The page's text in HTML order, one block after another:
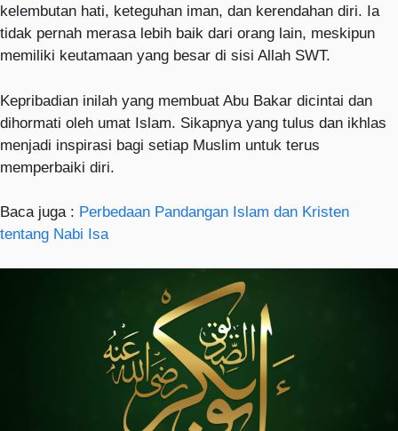
kelembutan hati, keteguhan iman, dan kerendahan diri. Ia
tidak pernah merasa lebih baik dari orang lain, meskipun
memiliki keutamaan yang besar di sisi Allah SWT.
Kepribadian inilah yang membuat Abu Bakar dicintai dan
dihormati oleh umat Islam. Sikapnya yang tulus dan ikhlas
menjadi inspirasi bagi setiap Muslim untuk terus
memperbaiki diri.
Baca juga : Perbedaan Pandangan Islam dan Kristen
tentang Nabi Isa